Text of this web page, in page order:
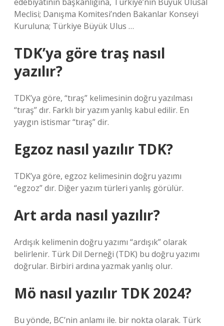
Meclisi; Danışma Komitesi’nden Bakanlar Konseyi
Kuruluna; Türkiye Büyük Ulus …
TDK’ya göre traş nasıl
yazılır?
TDK’ya göre, “tıraş” kelimesinin doğru yazılması
“tıraş” dır. Farklı bir yazım yanlış kabul edilir. En
yaygın istismar “tıraş” dir.
Egzoz nasıl yazılır TDK?
TDK’ya göre, egzoz kelimesinin doğru yazımı
“egzoz” dır. Diğer yazım türleri yanlış görülür.
Art arda nasıl yazılır?
Ardışık kelimenin doğru yazımı “ardışık” olarak
belirlenir. Türk Dil Derneği (TDK) bu doğru yazımı
doğrular. Birbiri ardına yazmak yanlış olur.
Mö nasıl yazılır TDK 2024?
Bu yönde, BC’nin anlamı ile. bir nokta olarak. Türk